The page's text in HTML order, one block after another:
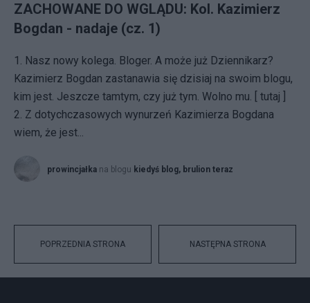
ZACHOWANE DO WGLĄDU: Kol. Kazimierz
Bogdan - nadaje (cz. 1)
1. Nasz nowy kolega. Bloger. A może już Dziennikarz?
Kazimierz Bogdan zastanawia się dzisiaj na swoim blogu,
kim jest. Jeszcze tamtym, czy już tym. Wolno mu. [ tutaj ]
2. Z dotychczasowych wynurzeń Kazimierza Bogdana
wiem, że jest...
prowincjałka na blogu kiedyś blog, brulion teraz
POPRZEDNIA STRONA NASTĘPNA STRONA